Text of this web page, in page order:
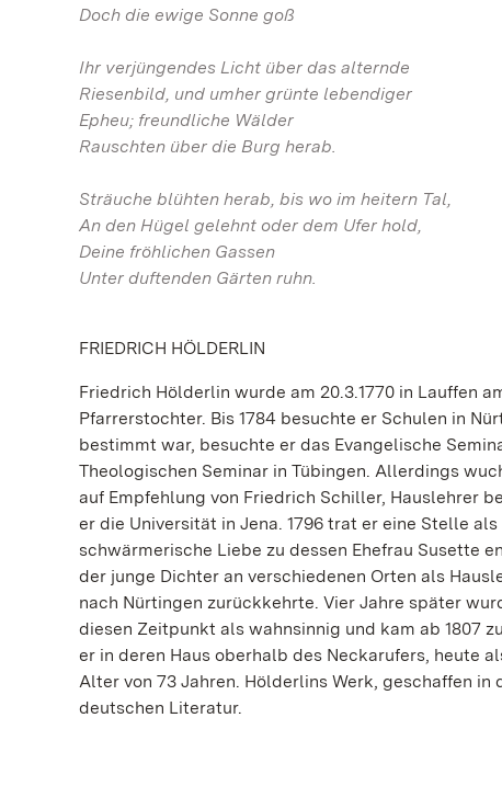
Doch die ewige Sonne goß
Ihr verjüngendes Licht über das alternde
Riesenbild, und umher grünte lebendiger
Epheu; freundliche Wälder
Rauschten über die Burg herab.
Sträuche blühten herab, bis wo im heitern Tal,
An den Hügel gelehnt oder dem Ufer hold,
Deine fröhlichen Gassen
Unter duftenden Gärten ruhn.
FRIEDRICH HÖLDERLIN
Friedrich Hölderlin wurde am 20.3.1770 in Lauffen
Pfarrerstochter. Bis 1784 besuchte er Schulen in
bestimmt war, besuchte er das Evangelische
Theologischen Seminar in Tübingen. Allerdings
auf Empfehlung von Friedrich Schiller, Hauslehrer
er die Universität in Jena. 1796 trat er eine Stelle
schwärmerische Liebe zu dessen Ehefrau Susette
der junge Dichter an verschiedenen Orten als
nach Nürtingen zurückkehrte. Vier Jahre später
diesen Zeitpunkt als wahnsinnig und kam ab 1807
er in deren Haus oberhalb des Neckarufers, heute
Alter von 73 Jahren. Hölderlins Werk, geschaffen
deutschen Literatur.